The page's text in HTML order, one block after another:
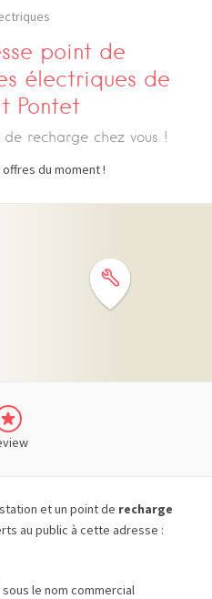
point de
électriques de
Pontet
recharge chez vous !
du moment !
et un point de recharge
au public à cette adresse :
sous le nom commercial